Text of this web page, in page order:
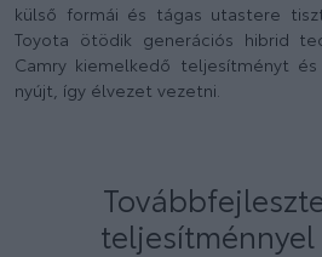
külső formái és tágas utastere
Toyota ötödik generációs hibrid
Camry kiemelkedő teljesítményt
nyújt, így élvezet vezetni.